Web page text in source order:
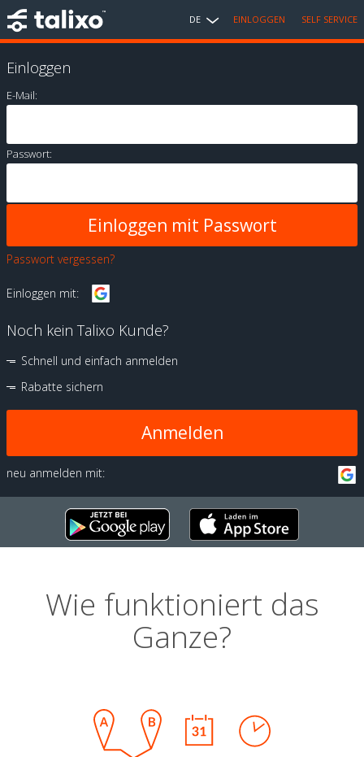
DE EINLOGGEN SELF SERVICE
Einloggen
E-Mail:
Passwort:
Passwort vergessen?
Einloggen mit:
Noch kein Talixo Kunde?
Schnell und einfach anmelden
Rabatte sichern
Anmelden
neu anmelden mit:
Wie funktioniert das
Ganze?